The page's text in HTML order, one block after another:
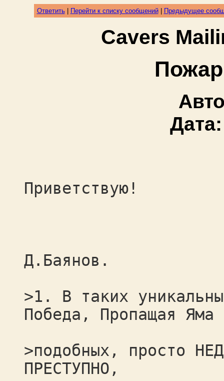
Ответить| Перейти к списку сообщений| Предыдущее
Cavers
Пожар
Приветствую!
Д.Баянов.
>1. В таких
Победа, Пропащая Яма
>подобных, просто
ПРЕСТУПНО,